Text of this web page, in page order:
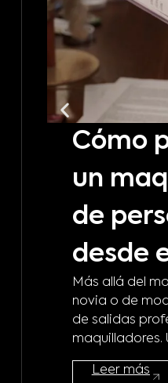
Cómo
un
de
desde
Más allá del
novia o de
de salidas
maquilladores.
Leer más